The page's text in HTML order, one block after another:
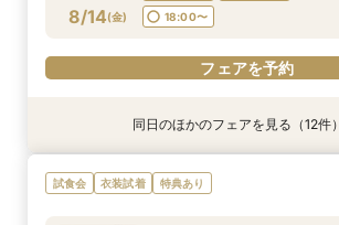
フェアを予約
フェアを予約
フェアを予約
フェアを予約
フェアを予約
フェアを予約
フェアを予約
フェアを予約
フェアを予約
フェアを予約
フェアを予約
8/14(金)
18:00〜
フェアを予約
衣装試着 特典あり
【ご家族婚／10名38万円】お
華試食付き
衣装試着 特典あり
【フォト婚／衣裳込13万円】お
華試食付きも
衣装試着 特典あり
【パパママ婚／10名38万円】
豪華試食付き
衣装試着 特典あり
【お得な宿泊プレゼントプラン
数×試食付き
衣装試着 特典あり
【会費婚／50名様40万円／2部
特典×試食付き
衣装試着
【和婚＆神社婚／20名48万円
×豪華試食
衣装試着 特典あり
【五社神社婚／100万相当がお
豪華試食
衣装試着 特典あり
【コスパ婚／30名様100万円
華試食
衣装試着 特典あり
【挙式＋写真婚／25万円から
豪華試食付き
衣装試着 特典あり
【平日見学限定】宿泊プレゼン
典×豪華試食
衣装試着 特典あり
【オンライン相談OK！】ご自
大特典
衣装試着 特典あり
【仕事帰り×贅沢試食】平日夜
10大特典フェア
同日のほかのフェアを見る（12件）
試食会 衣装試着 特典あり